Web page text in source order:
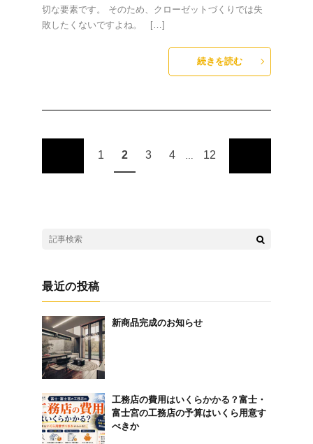
切な要素です。 そのため、クローゼットづくりでは失
敗したくないですよね。 […]
続きを読む
1 2 3 4 12
最近の投稿
新商品完成のお知らせ
工務店の費用はいくらかかる？富士・
富士宮の工務店の予算はいくら用意す
べきか